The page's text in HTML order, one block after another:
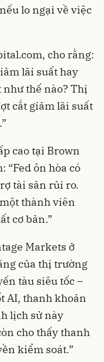
lo ngại về việc
cho rằng:
lãi suất hay
thế nào? Thị
cắt giảm lãi suất
cao tại Brown
ôn hòa có
tài sản rủi ro.
thành viên
cơ bản.”
Markets ở
của thị trường
tàu siêu tốc –
AI, thanh khoản
lịch sử này
cho thấy thanh
kiểm soát.”